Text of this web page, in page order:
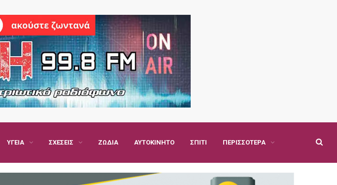
ΥΓΕΊΑ ΣΧΈΣΕΙΣ ΖΏΔΙΑ ΑΥΤΟΚΊΝΗΤΟ ΣΠΊΤΙ ΠΕΡΙΣΣΌΤΕΡΑ